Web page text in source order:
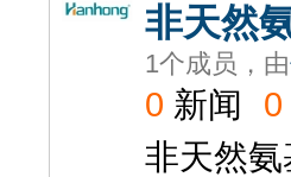
非天然
1个成员，由
0 新闻 0
非天然氨